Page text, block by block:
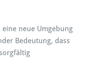
v
o
neue Umgebung
Bedeutung, dass